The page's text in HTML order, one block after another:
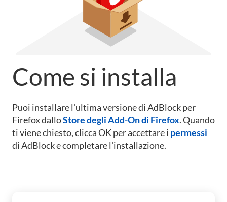
Come si installa
Puoi installare l'ultima versione di AdBlock per
Firefox dalloStore degli Add-On di Firefox.Quando
ti viene chiesto, clicca OK per accettare i permessi
di AdBlock e completare l'installazione.